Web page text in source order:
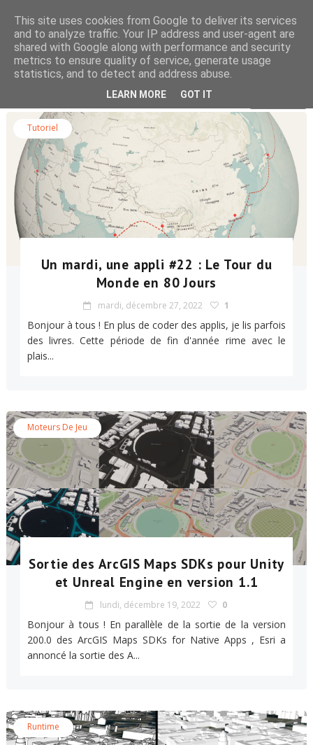
Rechercher dans le blog
Tutoriel
Un mardi, une appli #22 : Le Tour du
Monde en 80 Jours
mardi, décembre 27, 2022 1
Bonjour à tous ! En plus de coder des applis, je lis parfois
des livres. Cette période de fin d'année rime avec le
plais...
Moteurs De Jeu
Sortie des ArcGIS Maps SDKs pour Unity
et Unreal Engine en version 1.1
lundi, décembre 19, 2022 0
Bonjour à tous ! En parallèle de la sortie de la version
200.0 des ArcGIS Maps SDKs for Native Apps , Esri a
annoncé la sortie des A...
Runtime
This site uses cookies from Google to deliver its services
and to analyze traffic. Your IP address and user-agent are
shared with Google along with performance and security
metrics to ensure quality of service, generate usage
statistics, and to detect and address abuse.
LEARN MORE GOT IT